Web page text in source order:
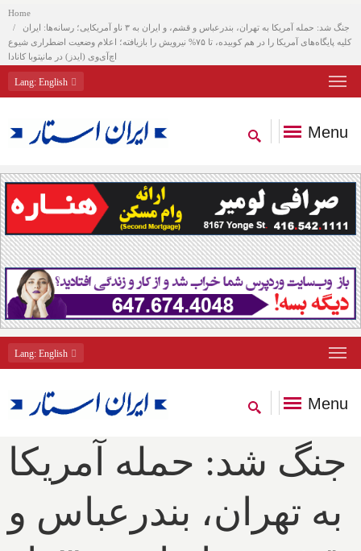
Home
جنگ شد: حمله آمریکا به تهران، بندرعباس و قشم، و ایران به ۳ ناو آمریکایی؛ رسانه‌ها: ایران
کلیه پایگاه‌های آمریکا را در هم کوبیده، تا ۷۵% نیرویش را بازیافته؛ اعلام وضعیت اضطراری شیوع
اچ‌آی‌وی (ایدز) در مانیتوبا کانادا
Lang: English
Menu
Lang: English
Menu
جنگ شد: حمله آمریکا
به تهران، بندرعباس و